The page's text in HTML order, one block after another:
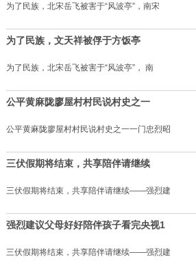
为了民族，北宋岳飞被害于“风波亭”，南宋
为了民族，文天祥被俘于方饭亭
为了民族，北宋岳飞被害于“风波亭”， 南
公平黄麻陇廖屋村村民说村史之一
公平黄麻陇廖屋村村民说村史之一一门忠烈昭
三伏假期将结束，共享陪伴请继续
三伏假期将结束，共享陪伴请继续——强烈建
强烈建议父母好好陪伴孩子看完央视1
三伏假期将结束，共享陪伴请继续——强烈建